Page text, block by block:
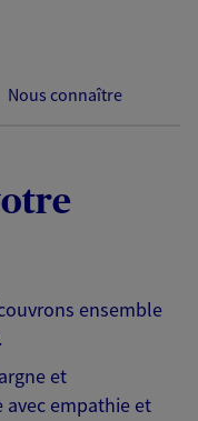
Nous connaître
ensemble
et
avec empathie et